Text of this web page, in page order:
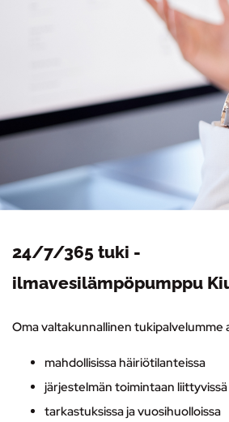
24/7/365 tuki -
ilmavesilämpöpumppu
Oma valtakunnallinen tukipalvelumme
mahdollisissa häiriötilanteissa
järjestelmän toimintaan
tarkastuksissa ja vuosihuolloissa